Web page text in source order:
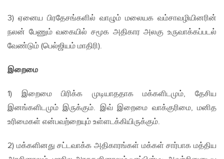
3) ஏனைய பிரதேசங்களில் வாழும் மலையக வம்சாவழியினரின்
நலன் பேணும் வகையில் சமூக அதிகார அலகு உருவாக்கப்படல்
வேண்டும் (பெல்ஜியம் மாதிரி).
இறைமை
1) இறைமை பிரிக்க முடியாததாக மக்களிடமும், தேசிய
இனங்களிடமும் இருக்கும். இவ் இறைமை வாக்குரிமை, மனித
உரிமைகள் என்பவற்றையும் உள்ளடக்கியிருக்கும்.
2) மக்களினது சட்டவாக்க அதிகாரங்கள் மக்கள் சார்பாக மத்திய